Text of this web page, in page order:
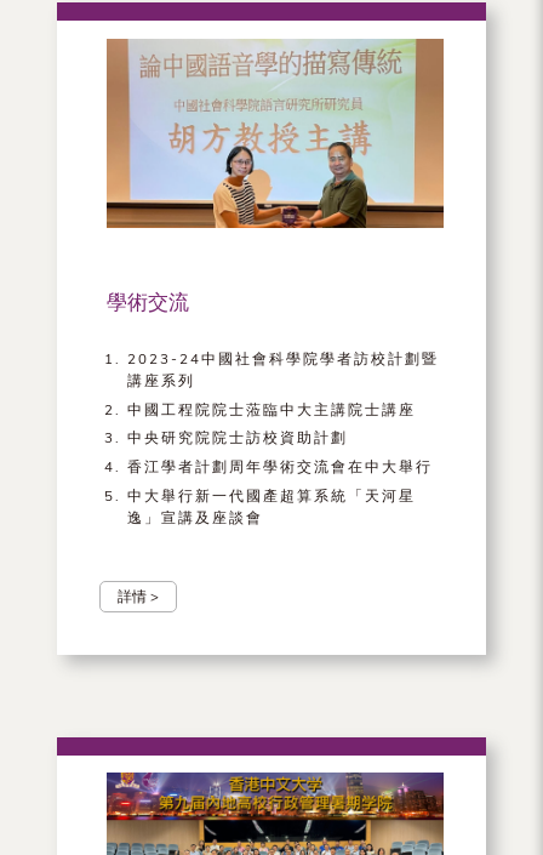
學術交流
2023-24中國社會科學院學者訪校計劃暨
講座系列
中國工程院院士蒞臨中大主講院士講座
中央研究院院士訪校資助計劃
香江學者計劃周年學術交流會在中大舉行
中大舉行新一代國產超算系統「天河星
逸」宣講及座談會
詳情 >